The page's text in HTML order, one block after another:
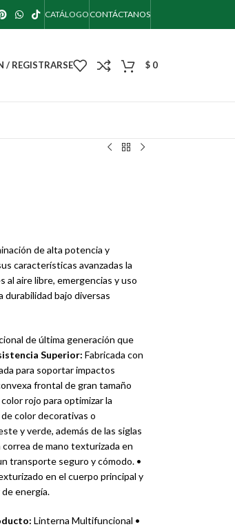
CATÁLOGO CONTÁCTANOS
/ REGISTRARSE $ 0
de alta potencia y
características avanzadas la
aire libre, emergencias y uso
durabilidad bajo diversas
de última generación que
Superior: Fabricada con
para soportar impactos
frontal de gran tamaño
rojo para optimizar la
color decorativas o
y verde, además de las siglas
correa de mano texturizada en
transporte seguro y cómodo. •
en el cuerpo principal y
energía.
Linterna Multifuncional •